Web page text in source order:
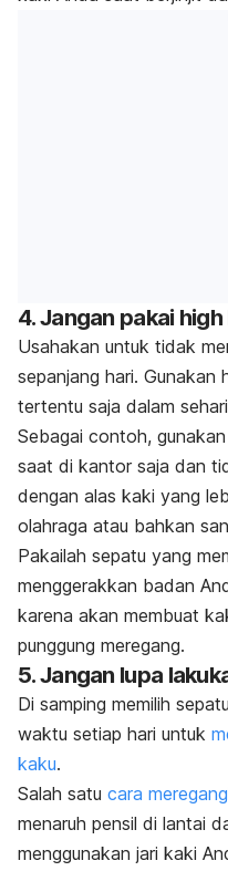
4. Jangan pakai
Usahakan untuk tidak
sepanjang hari. Gunakan
tertentu saja dalam
Sebagai contoh,
saat di kantor saja dan
dengan alas kaki yang
olahraga atau bahkan
Pakailah sepatu yang
menggerakkan badan
karena akan membuat
punggung meregang.
5. Jangan lupa
Di samping memilih
waktu setiap hari untuk
kaku.
Salah satu cara
menaruh pensil di lantai
menggunakan jari kaki